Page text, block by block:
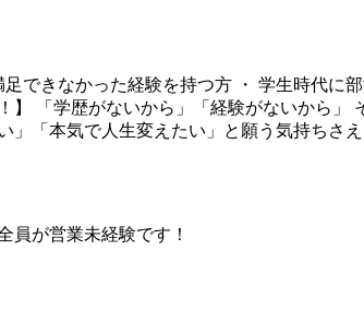
できなかった経験を持つ方 ・ 学生時代に
「学歴がないから」「経験がないから」
「本気で人生変えたい」と願う気持ちさ
が営業未経験です！